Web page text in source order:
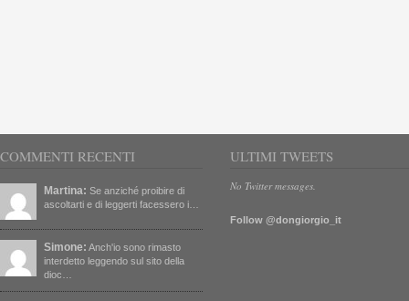
COMMENTI RECENTI
Martina: Se anziché proibire di
ascoltarti e di leggerti facessero i…
Simone: Anch'io sono rimasto
interdetto leggendo sul sito della
dioc…
ULTIMI TWEETS
No Twitter messages.
Follow @dongiorgio_it